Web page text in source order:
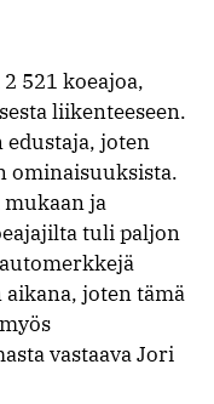
521 koeajoa,
liikenteeseen.
edustaja, joten
ominaisuuksista.
ja
tuli paljon
joten tämä
vastaava Jori